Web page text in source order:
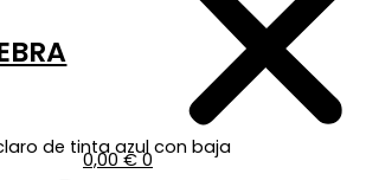
0,00€ 0
de tinta azul con baja